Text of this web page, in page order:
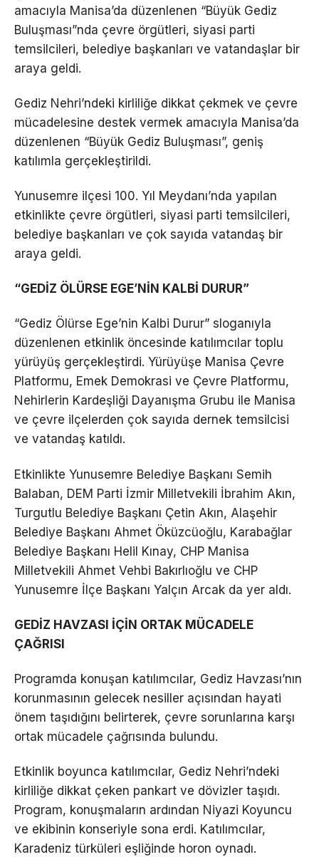
amacıyla Manisa’da düzenlenen “Büyük Gediz
Buluşması”nda çevre örgütleri, siyasi parti
temsilcileri, belediye başkanları ve vatandaşlar bir
araya geldi.
Gediz Nehri’ndeki kirliliğe dikkat çekmek ve çevre
mücadelesine destek vermek amacıyla Manisa’da
düzenlenen “Büyük Gediz Buluşması”, geniş
katılımla gerçekleştirildi.
Yunusemre ilçesi 100. Yıl Meydanı’nda yapılan
etkinlikte çevre örgütleri, siyasi parti temsilcileri,
belediye başkanları ve çok sayıda vatandaş bir
araya geldi.
“GEDİZ ÖLÜRSE EGE’NİN KALBİ DURUR”
“Gediz Ölürse Ege’nin Kalbi Durur” sloganıyla
düzenlenen etkinlik öncesinde katılımcılar toplu
yürüyüş gerçekleştirdi. Yürüyüşe Manisa Çevre
Platformu, Emek Demokrasi ve Çevre Platformu,
Nehirlerin Kardeşliği Dayanışma Grubu ile Manisa
ve çevre ilçelerden çok sayıda dernek temsilcisi
ve vatandaş katıldı.
Etkinlikte Yunusemre Belediye Başkanı Semih
Balaban, DEM Parti İzmir Milletvekili İbrahim Akın,
Turgutlu Belediye Başkanı Çetin Akın, Alaşehir
Belediye Başkanı Ahmet Öküzcüoğlu, Karabağlar
Belediye Başkanı Helil Kınay, CHP Manisa
Milletvekili Ahmet Vehbi Bakırlıoğlu ve CHP
Yunusemre İlçe Başkanı Yalçın Arcak da yer aldı.
GEDİZ HAVZASI İÇİN ORTAK MÜCADELE
ÇAĞRISI
Programda konuşan katılımcılar, Gediz Havzası’nın
korunmasının gelecek nesiller açısından hayati
önem taşıdığını belirterek, çevre sorunlarına karşı
ortak mücadele çağrısında bulundu.
Etkinlik boyunca katılımcılar, Gediz Nehri’ndeki
kirliliğe dikkat çeken pankart ve dövizler taşıdı.
Program, konuşmaların ardından Niyazi Koyuncu
ve ekibinin konseriyle sona erdi. Katılımcılar,
Karadeniz türküleri eşliğinde horon oynadı.